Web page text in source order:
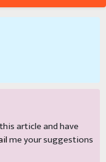
article and have
me your suggestions